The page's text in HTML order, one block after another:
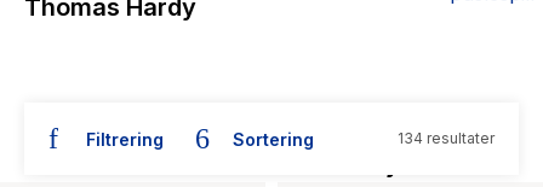
Pokemon
Yesteryear
Thomas Hardy
Filtrering Sortering 134 resultater